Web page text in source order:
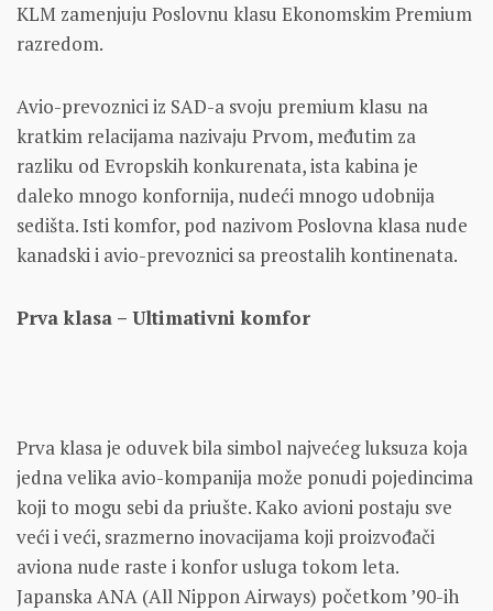
KLM zamenjuju Poslovnu klasu Ekonomskim Premium
razredom.
Avio-prevoznici iz SAD-a svoju premium klasu na
kratkim relacijama nazivaju Prvom, međutim za
razliku od Evropskih konkurenata, ista kabina je
daleko mnogo konfornija, nudeći mnogo udobnija
sedišta. Isti komfor, pod nazivom Poslovna klasa nude
kanadski i avio-prevoznici sa preostalih kontinenata.
Prva klasa – Ultimativni komfor
Prva klasa je oduvek bila simbol najvećeg luksuza koja
jedna velika avio-kompanija može ponudi pojedincima
koji to mogu sebi da priušte. Kako avioni postaju sve
veći i veći, srazmerno inovacijama koji proizvođači
aviona nude raste i konfor usluga tokom leta.
Japanska ANA (All Nippon Airways) početkom ’90-ih